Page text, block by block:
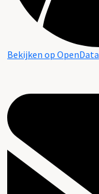
Bekijken op OpenData